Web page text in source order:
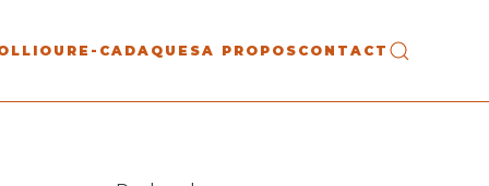
CADAQUESA PROPOS CONTACT